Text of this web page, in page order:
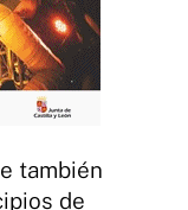
también
de